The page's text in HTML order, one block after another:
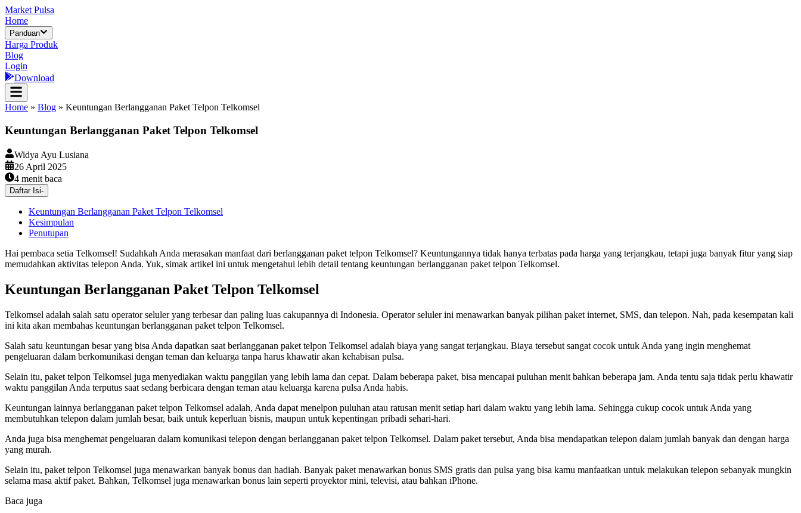
Market Pulsa
Home
Panduan
Harga Produk
Blog
Login
Download
Home » Blog » Keuntungan Berlangganan Paket Telpon Telkomsel
Keuntungan Berlangganan Paket Telpon Telkomsel
Widya Ayu Lusiana
26 April 2025
4 menit baca
Daftar Isi-
Keuntungan Berlangganan Paket Telpon Telkomsel
Kesimpulan
Penutupan
Hai pembaca setia Telkomsel! Sudahkah Anda merasakan manfaat dari berlangganan paket telpon Telkomsel? Keuntungannya tidak hanya terbatas pada harga yang terjangkau, tetapi juga banyak fitur yang siap
memudahkan aktivitas telepon Anda. Yuk, simak artikel ini untuk mengetahui lebih detail tentang keuntungan berlangganan paket telpon Telkomsel.
Keuntungan Berlangganan Paket Telpon Telkomsel
Telkomsel adalah salah satu operator seluler yang terbesar dan paling luas cakupannya di Indonesia. Operator seluler ini menawarkan banyak pilihan paket internet, SMS, dan telepon. Nah, pada kesempatan kali
ini kita akan membahas keuntungan berlangganan paket telpon Telkomsel.
Salah satu keuntungan besar yang bisa Anda dapatkan saat berlangganan paket telpon Telkomsel adalah biaya yang sangat terjangkau. Biaya tersebut sangat cocok untuk Anda yang ingin menghemat
pengeluaran dalam berkomunikasi dengan teman dan keluarga tanpa harus khawatir akan kehabisan pulsa.
Selain itu, paket telpon Telkomsel juga menyediakan waktu panggilan yang lebih lama dan cepat. Dalam beberapa paket, bisa mencapai puluhan menit bahkan beberapa jam. Anda tentu saja tidak perlu khawatir
waktu panggilan Anda terputus saat sedang berbicara dengan teman atau keluarga karena pulsa Anda habis.
Keuntungan lainnya berlangganan paket telpon Telkomsel adalah, Anda dapat menelpon puluhan atau ratusan menit setiap hari dalam waktu yang lebih lama. Sehingga cukup cocok untuk Anda yang
membutuhkan telepon dalam jumlah besar, baik untuk keperluan bisnis, maupun untuk kepentingan pribadi sehari-hari.
Anda juga bisa menghemat pengeluaran dalam komunikasi telepon dengan berlangganan paket telpon Telkomsel. Dalam paket tersebut, Anda bisa mendapatkan telepon dalam jumlah banyak dan dengan harga
yang murah.
Selain itu, paket telpon Telkomsel juga menawarkan banyak bonus dan hadiah. Banyak paket menawarkan bonus SMS gratis dan pulsa yang bisa kamu manfaatkan untuk melakukan telepon sebanyak mungkin
selama masa aktif paket. Bahkan, Telkomsel juga menawarkan bonus lain seperti proyektor mini, televisi, atau bahkan iPhone.
Baca juga